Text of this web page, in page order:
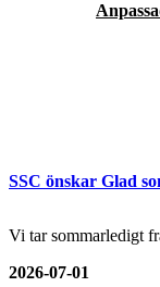
SSC önskar Glad
Vi tar sommarledigt
2026-07-01